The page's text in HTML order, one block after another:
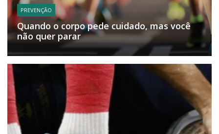
PREVENÇÃO
Quando o corpo pede cuidado, mas você
não quer parar